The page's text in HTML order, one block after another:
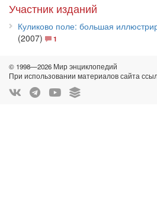
Участник изданий
Куликово поле: большая
(2007)
1
© 1998—2026 Мир энциклопедий
При использовании материалов сайта